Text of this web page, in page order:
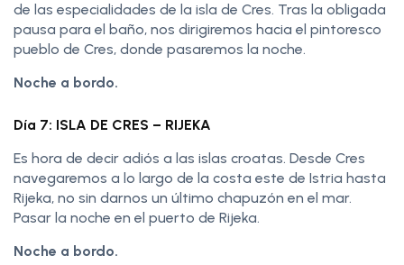
de las especialidades de la isla de Cres. Tras la obligada
pausa para el baño, nos dirigiremos hacia el pintoresco
pueblo de Cres, donde pasaremos la noche.
Noche a bordo.
Día 7: ISLA DE CRES – RIJEKA
Es hora de decir adiós a las islas croatas. Desde Cres
navegaremos a lo largo de la costa este de Istria hasta
Rijeka, no sin darnos un último chapuzón en el mar.
Pasar la noche en el puerto de Rijeka.
Noche a bordo.